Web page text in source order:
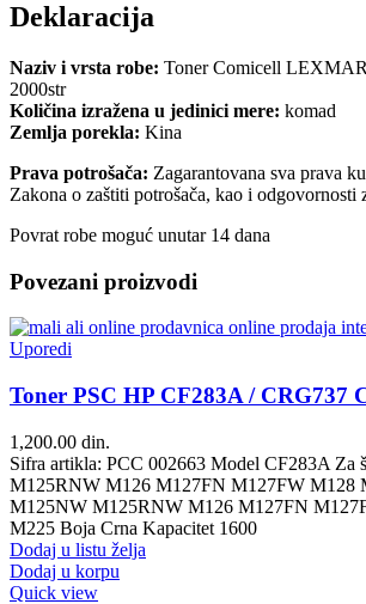
Deklaracija
Naziv i vrsta robe: Toner Comicell
2000str
Količina izražena u jedinici mere: komad
Zemlja porekla: Kina
Prava potrošača: Zagarantovana sva prava
Zakona o zaštiti potrošača, kao i odgovornosti
Povrat robe moguć unutar 14 dana
Povezani proizvodi
Uporedi
Toner PSC HP CF283A / CRG737
1,200.00 din.
Sifra artikla: PCC 002663 Model CF283A Za
M125RNW M126 M127FN M127FW M128
M125NW M125RNW M126 M127FN
M225 Boja Crna Kapacitet 1600
Dodaj u listu želja
Dodaj u korpu
Quick view